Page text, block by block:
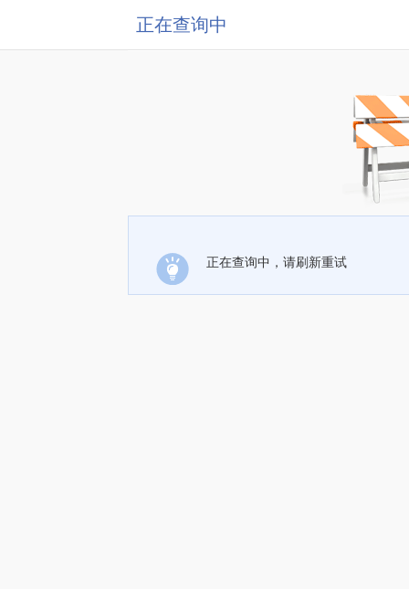
正在查询中
正在查询中，请刷新重试